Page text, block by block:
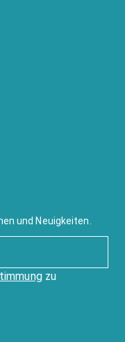
und Neuigkeiten.
zu